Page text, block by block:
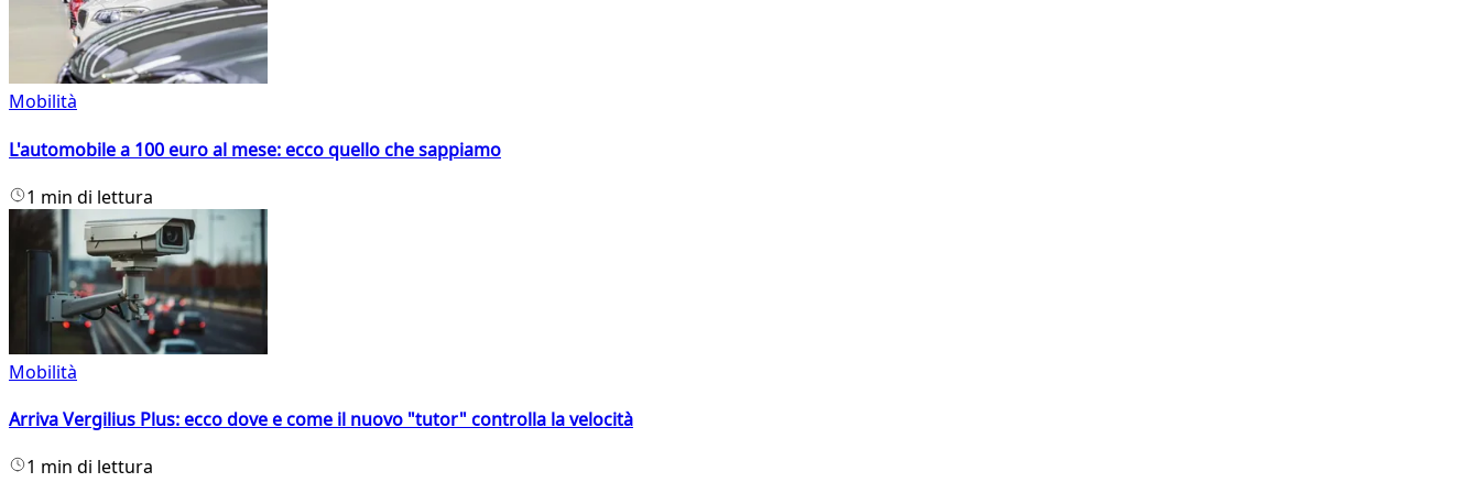
Mobilità
L'automobile a 100 euro al mese: ecco quello che sappiamo
1 min di lettura
Mobilità
Arriva Vergilius Plus: ecco dove e come il nuovo "tutor" controlla la velocità
1 min di lettura